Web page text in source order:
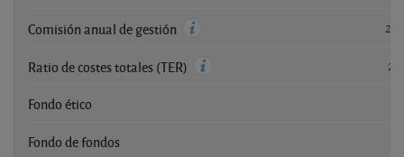
Comisión anual de gestión
Ratio de costes totales (TER)
Fondo ético
Fondo de fondos